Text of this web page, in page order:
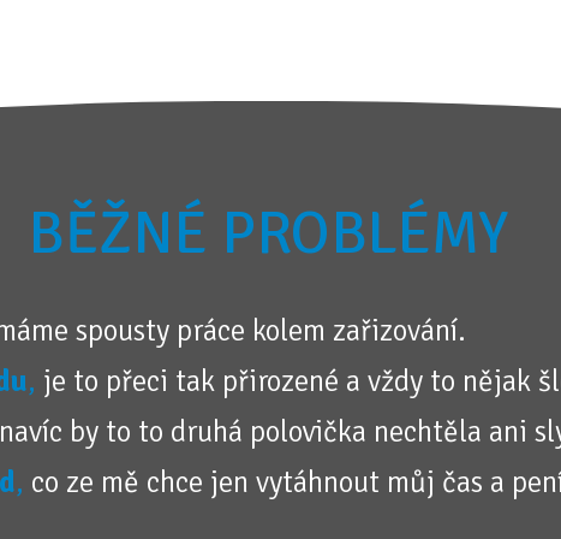
BĚŽNÉ PROBLÉMY
spousty práce kolem zařizování.
, je to přeci tak přirozené a vždy to nějak
by to to druhá polovička nechtěla ani
, co ze mě chce jen vytáhnout můj čas a